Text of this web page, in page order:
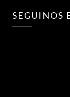
SEGUINOS